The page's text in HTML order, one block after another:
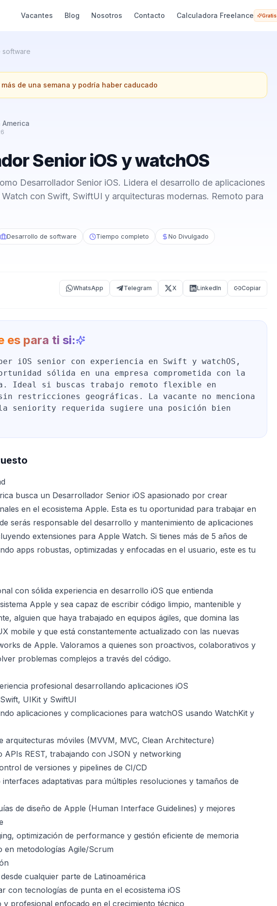
Vacantes Blog Nosotros Contacto Calculadora Freelance Gratis
software
de una semana y podría haber caducado
America
Senior iOS y watchOS
Desarrollador Senior iOS. Lidera el desarrollo de aplicaciones
con Swift, SwiftUI y arquitecturas modernas. Remoto para
Desarrollo de software Tiempo completo No Divulgado
WhatsApp Telegram X LinkedIn Copiar
es para ti si:
iOS senior con experiencia en Swift y watchOS,
sólida en una empresa comprometida con la
Ideal si buscas trabajo remoto flexible en
restricciones geográficas. La vacante no menciona
seniority requerida sugiere una posición bien
busca un Desarrollador Senior iOS apasionado por crear
en el ecosistema Apple. Esta es tu oportunidad para trabajar en
serás responsable del desarrollo y mantenimiento de aplicaciones
extensiones para Apple Watch. Si tienes más de 5 años de
apps robustas, optimizadas y enfocadas en el usuario, este es tu
con sólida experiencia en desarrollo iOS que entienda
Apple y sea capaz de escribir código limpio, mantenible y
alguien que haya trabajado en equipos ágiles, que domina las
mobile y que está constantemente actualizado con las nuevas
de Apple. Valoramos a quienes son proactivos, colaborativos y
problemas complejos a través del código.
profesional desarrollando aplicaciones iOS
UIKit y SwiftUI
aplicaciones y complicaciones para watchOS usando WatchKit y
arquitecturas móviles (MVVM, MVC, Clean Architecture)
APIs REST, trabajando con JSON y networking
de versiones y pipelines de CI/CD
interfaces adaptativas para múltiples resoluciones y tamaños de
de diseño de Apple (Human Interface Guidelines) y mejores
optimización de performance y gestión eficiente de memoria
en metodologías Agile/Scrum
cualquier parte de Latinoamérica
con tecnologías de punta en el ecosistema iOS
y profesional enfocado en el crecimiento técnico